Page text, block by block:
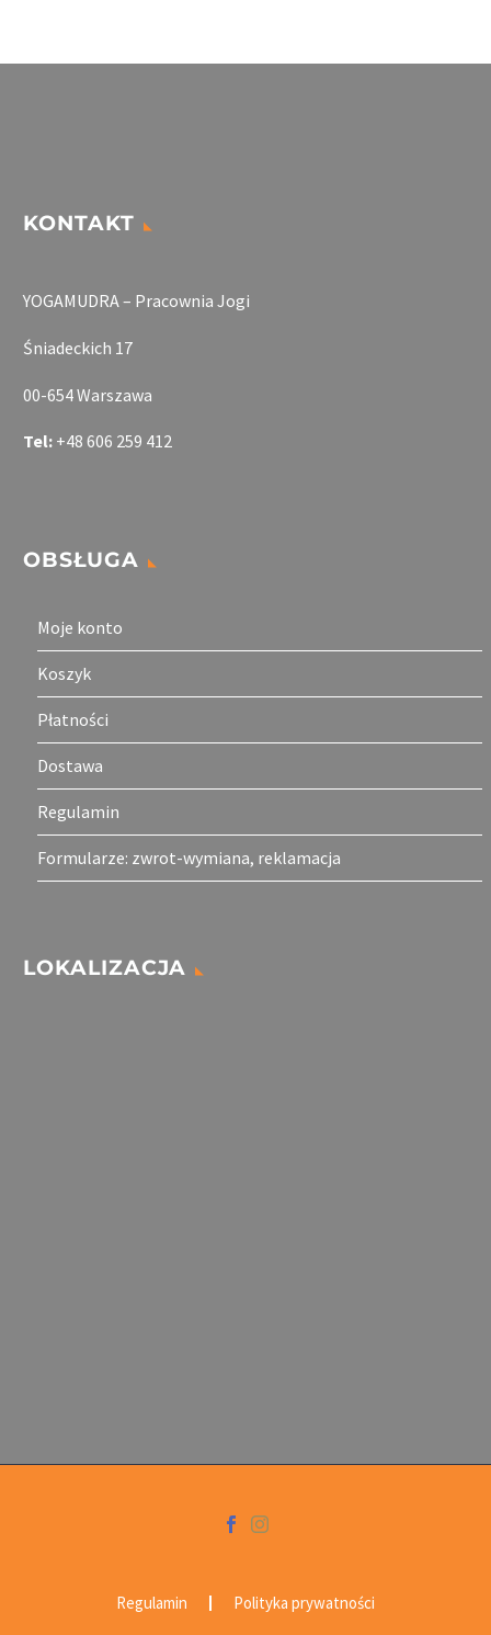
KONTAKT
YOGAMUDRA – Pracownia Jogi
Śniadeckich 17
00-654 Warszawa
Tel: +48 606 259 412
OBSŁUGA
Moje konto
Koszyk
Płatności
Dostawa
Regulamin
Formularze: zwrot-wymiana, reklamacja
LOKALIZACJA
Regulamin Polityka prywatności